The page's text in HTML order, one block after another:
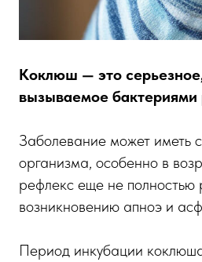
Коклюш — это
вызываемое
Заболевание может иметь
организма, особенно в
рефлекс еще не полностью
возникновению апноэ и
Период инкубации